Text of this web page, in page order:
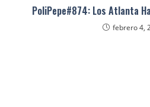
PoliPepe#874: Los Atlanta
febrero 4,